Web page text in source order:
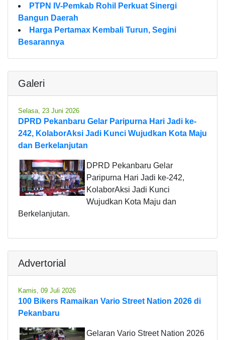
PTPN IV-Pemkab Rohil Perkuat Sinergi
Bangun Daerah
Harga Pertamax Kembali Turun, Segini
Besarannya
Galeri
Selasa, 23 Juni 2026
DPRD Pekanbaru Gelar Paripurna Hari Jadi ke-
242, KolaborAksi Jadi Kunci Wujudkan Kota Maju
dan Berkelanjutan
DPRD Pekanbaru Gelar
Paripurna Hari Jadi ke-242,
KolaborAksi Jadi Kunci
Wujudkan Kota Maju dan
Berkelanjutan.
Advertorial
Kamis, 09 Juli 2026
100 Bikers Ramaikan Vario Street Nation 2026 di
Pekanbaru
Gelaran Vario Street Nation 2026